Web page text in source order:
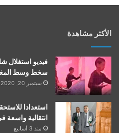
الأكثر مشاهدة
فيديو استغلال
سخط وسط
سبتمبر 20, 2020
استعدادا
انتقالية
منذ 3 أسابيع